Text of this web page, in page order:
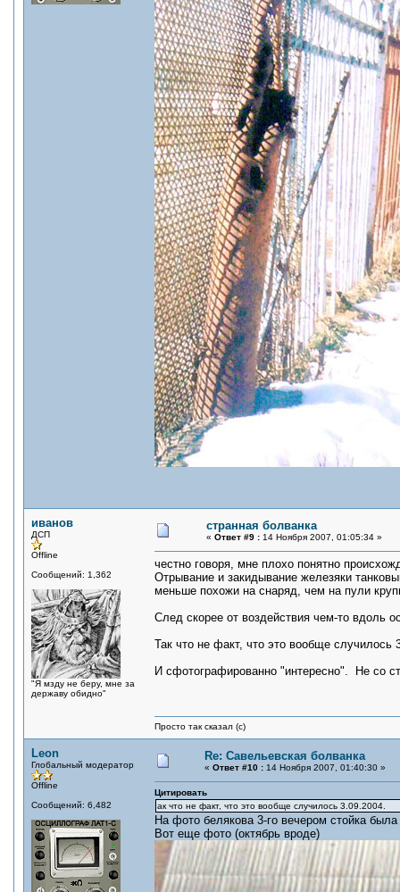
иванов
ДСП
Offline
Сообщений: 1,362
"Я мзду не беру, мне за
державу обидно"
странная болванка
« Ответ #9 : 14 Ноября 2007, 01:05:34 »
честно говоря, мне плохо понятно
Отрывание и закидывание железяки
меньше похожи на снаряд, чем на пули
След скорее от воздействия чем-то вдоль
Так что не факт, что это вообще случилось
И сфотографированно "интересно". Не со
Просто так сказал (с)
Leon
Глобальный модератор
Offline
Сообщений: 6,482
Re: Савельевская болванка
« Ответ #10 : 14 Ноября 2007, 01:40:30 »
Цитировать
ак что не факт, что это вообще случилось 3.09.2004.
На фото белякова 3-го вечером стойка
Вот еще фото (октябрь вроде)